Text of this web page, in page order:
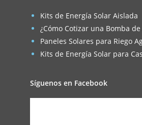
Kits de Energía Solar Aislada
¿Cómo Cotizar una Bomba
Paneles Solares para Riego
Kits de Energía Solar para
Síguenos en Facebook